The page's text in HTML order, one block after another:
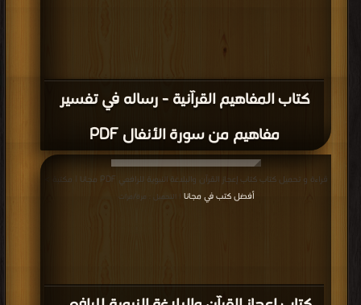
كتاب المفاهيم القرآنية - رساله في تفسير
مفاهيم من سورة الأنفال PDF
قراءة و تحميل كتاب كتاب إعجاز القرآن والبلاغة النبوية للرافعي PDF مجانا | مكتبة >
أفضل كتب في مجانا | التحميل : مرة/مرات